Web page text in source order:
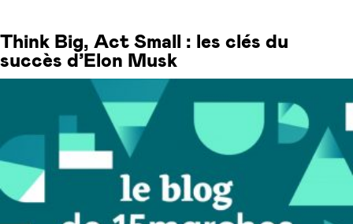
Think Big, Act Small : les clés du
succès d’Elon Musk